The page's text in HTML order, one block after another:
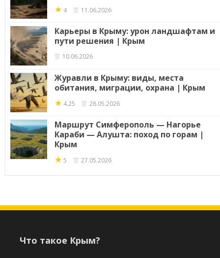
★ 4 11.06.2026
Карьеры в Крыму: урон ландшафтам и
пути решения | Крым
10.06.2026
Журавли в Крыму: виды, места
обитания, миграции, охрана | Крым
★ 4.25 28.05.2026
Маршрут Симферополь — Нагорье
Караби — Алушта: поход по горам |
Крым
★ 5 27.05.2026
Что такое Крым?